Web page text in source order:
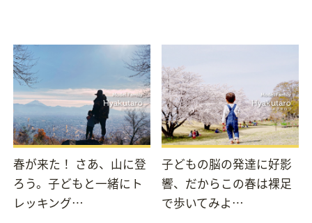
春が来た！ さあ、山に登
ろう。子どもと一緒にト
レッキング…
子どもの脳の発達に好影
響、だからこの春は裸足
で歩いてみよ…